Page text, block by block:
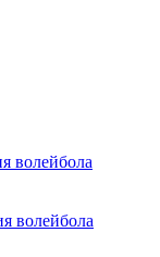
волейбола
волейбола